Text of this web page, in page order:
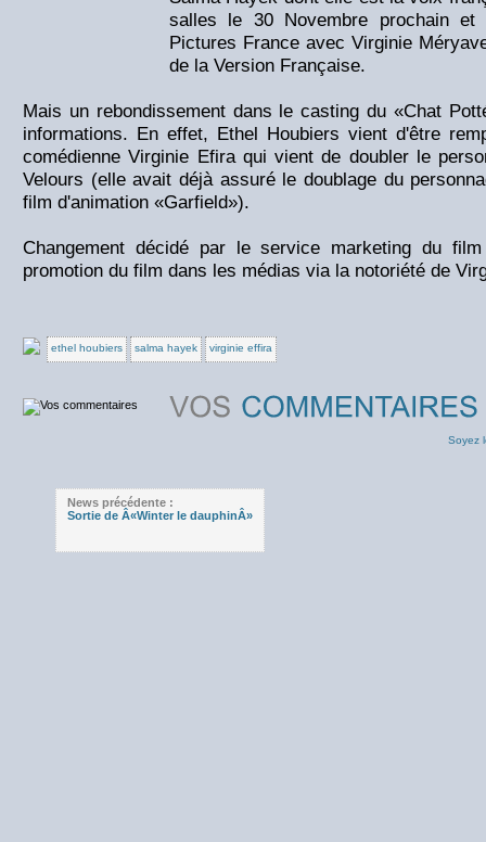
salles le 30 Novembre prochain et
Pictures France avec Virginie
de la Version Française.
Mais un rebondissement dans le casting du «Chat
informations. En effet, Ethel Houbiers vient d'être
comédienne Virginie Efira qui vient de doubler le
Velours (elle avait déjà assuré le doublage du
film d'animation «Garfield»).
Changement décidé par le service marketing du
promotion du film dans les médias via la notoriété de
ethel houbiers salma hayek virginie effira
Soyez
News précédente :
Sortie de Â«Winter le dauphinÂ»